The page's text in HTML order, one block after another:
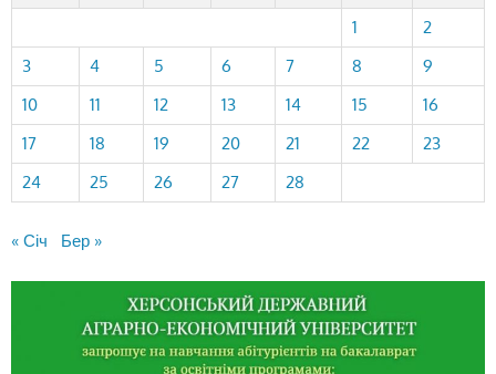
1
2
3
4 5 6 7 8
9
10
11 12 13 14 15
16
17
18 19 20 21 22
23
24
25 26 27 28
« Січ Бер »